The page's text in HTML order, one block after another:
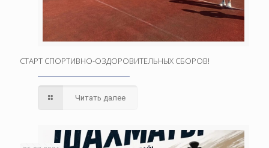
СТАРТ СПОРТИВНО-ОЗДОРОВИТЕЛЬНЫХ СБОРОВ!
Читать далее